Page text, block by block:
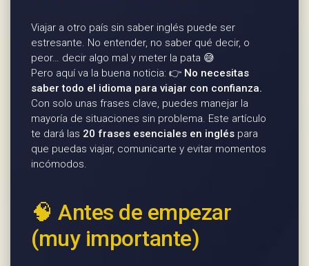
Viajar a otro país sin saber inglés puede ser
estresante. No entender, no saber qué decir, o
peor… decir algo mal y meter la pata 😅
Pero aquí va la buena noticia: 👉 No necesitas
saber todo el idioma para viajar con confianza.
Con solo unas frases clave, puedes manejar la
mayoría de situaciones sin problema. Este artículo
te dará las 20 frases esenciales en inglés para
que puedas viajar, comunicarte y evitar momentos
incómodos.
🧠 Antes de empezar
(muy importante)